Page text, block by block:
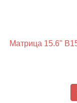
Матрица 15.6"